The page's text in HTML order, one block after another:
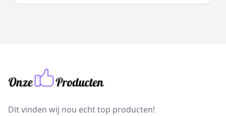
Dit vinden wij nou echt top producten!